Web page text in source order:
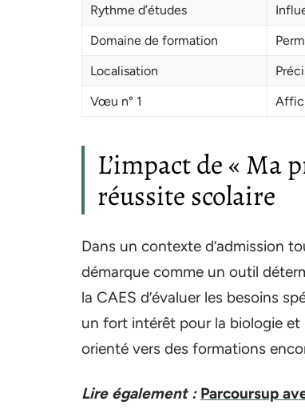
Rythme d’études
Domaine de formation
Localisation
Vœu n° 1
L’impact de « Ma
réussite scolaire
Dans un contexte d’admission
démarque comme un outil
la CAES d’évaluer les besoins
un fort intérêt pour la biologie et
orienté vers des formations
Lire également : Parcoursup